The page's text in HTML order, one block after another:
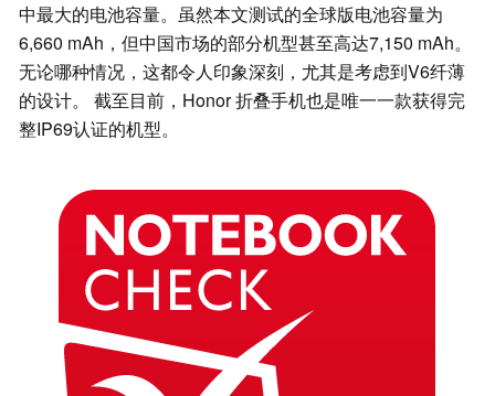
中最大的电池容量。虽然本文测试的全球版电池容量为
6,660 mAh，但中国市场的部分机型甚至高达7,150 mAh。
无论哪种情况，这都令人印象深刻，尤其是考虑到V6纤薄
的设计。 截至目前，Honor 折叠手机也是唯一一款获得完
整IP69认证的机型。